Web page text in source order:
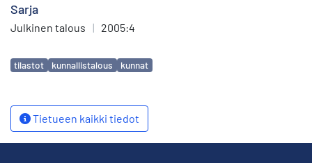
Sarja
Julkinen talous | 2005:4
Avainsanat
tilastot kunnallistalous kunnat
Tietueen kaikki tiedot